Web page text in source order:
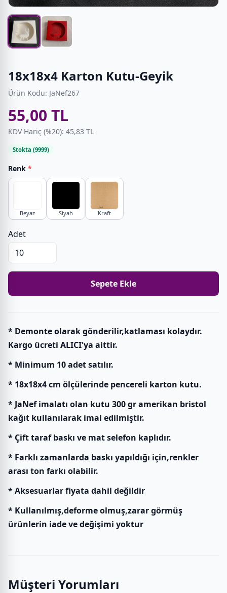
18x18x4 Karton Kutu-Geyik
Ürün Kodu: JaNef267
55,00 TL
KDV Hariç (%20): 45,83 TL
Stokta (9999)
Renk *
Beyaz Siyah Kraft
Adet
Sepete Ekle
* Demonte olarak gönderilir,katlaması kolaydır.
Kargo ücreti ALICI'ya aittir.
* Minimum 10 adet satılır.
* 18x18x4 cm ölçülerinde pencereli karton kutu.
* JaNef imalatı olan kutu 300 gr amerikan bristol
kağıt kullanılarak imal edilmiştir.
* Çift taraf baskı ve mat selefon kaplıdır.
* Farklı zamanlarda baskı yapıldığı için,renkler
arası ton farkı olabilir.
* Aksesuarlar fiyata dahil değildir
* Kullanılmış,deforme olmuş,zarar görmüş
ürünlerin iade ve değişimi yoktur
Müşteri Yorumları